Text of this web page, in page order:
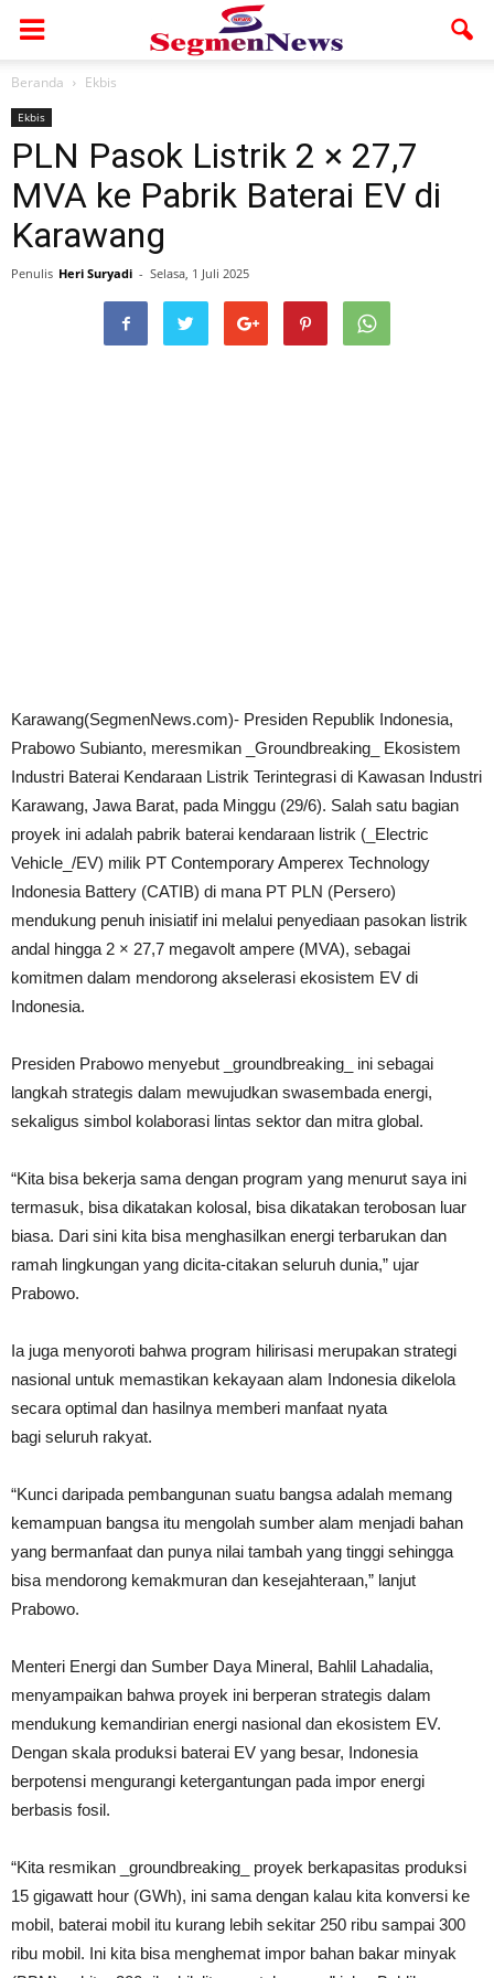
Beranda Ekbis
Ekbis
PLN Pasok Listrik 2 × 27,7
MVA ke Pabrik Baterai EV di
Karawang
Penulis Heri Suryadi - Selasa, 1 Juli 2025
Karawang(SegmenNews.com)- Presiden Republik Indonesia,
Prabowo Subianto, meresmikan _Groundbreaking_ Ekosistem
Industri Baterai Kendaraan Listrik Terintegrasi di Kawasan Industri
Karawang, Jawa Barat, pada Minggu (29/6). Salah satu bagian
proyek ini adalah pabrik baterai kendaraan listrik (_Electric
Vehicle_/EV) milik PT Contemporary Amperex Technology
Indonesia Battery (CATIB) di mana PT PLN (Persero)
mendukung penuh inisiatif ini melalui penyediaan pasokan listrik
andal hingga 2 × 27,7 megavolt ampere (MVA), sebagai
komitmen dalam mendorong akselerasi ekosistem EV di
Indonesia.
Presiden Prabowo menyebut _groundbreaking_ ini sebagai
langkah strategis dalam mewujudkan swasembada energi,
sekaligus simbol kolaborasi lintas sektor dan mitra global.
“Kita bisa bekerja sama dengan program yang menurut saya ini
termasuk, bisa dikatakan kolosal, bisa dikatakan terobosan luar
biasa. Dari sini kita bisa menghasilkan energi terbarukan dan
ramah lingkungan yang dicita-citakan seluruh dunia,” ujar
Prabowo.
Ia juga menyoroti bahwa program hilirisasi merupakan strategi
nasional untuk memastikan kekayaan alam Indonesia dikelola
secara optimal dan hasilnya memberi manfaat nyata
bagi seluruh rakyat.
“Kunci daripada pembangunan suatu bangsa adalah memang
kemampuan bangsa itu mengolah sumber alam menjadi bahan
yang bermanfaat dan punya nilai tambah yang tinggi sehingga
bisa mendorong kemakmuran dan kesejahteraan,” lanjut
Prabowo.
Menteri Energi dan Sumber Daya Mineral, Bahlil Lahadalia,
menyampaikan bahwa proyek ini berperan strategis dalam
mendukung kemandirian energi nasional dan ekosistem EV.
Dengan skala produksi baterai EV yang besar, Indonesia
berpotensi mengurangi ketergantungan pada impor energi
berbasis fosil.
“Kita resmikan _groundbreaking_ proyek berkapasitas produksi
15 gigawatt hour (GWh), ini sama dengan kalau kita konversi ke
mobil, baterai mobil itu kurang lebih sekitar 250 ribu sampai 300
ribu mobil. Ini kita bisa menghemat impor bahan bakar minyak